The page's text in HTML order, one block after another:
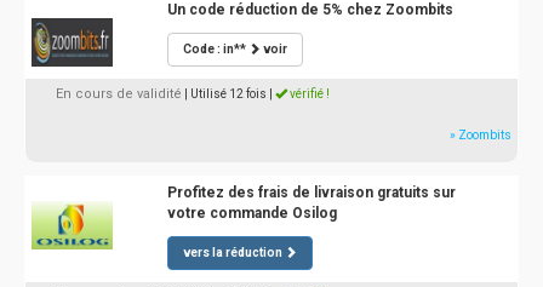
Un code réduction de 5% chez Zoombits
Code : in** voir
En cours de validité | Utilisé 12 fois vérifié !
» Zoombits
Profitez des frais de livraison gratuits sur
votre commande Osilog
vers la réduction